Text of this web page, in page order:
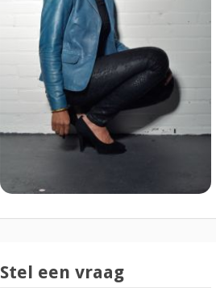
Stel een vraag